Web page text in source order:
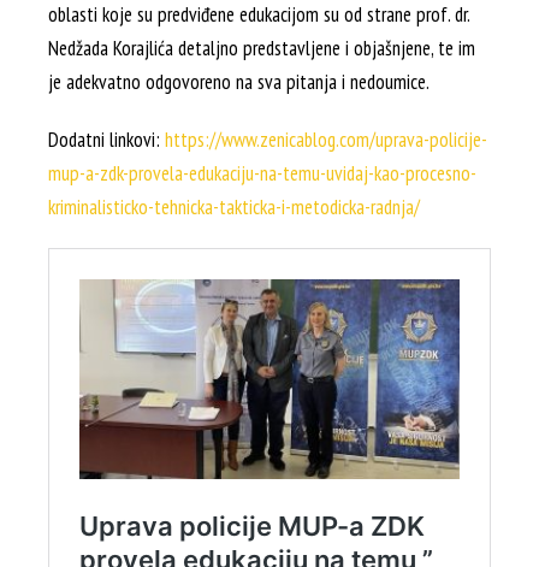
oblasti koje su predviđene edukacijom su od strane prof. dr.
Nedžada Korajlića detaljno predstavljene i objašnjene, te im
je adekvatno odgovoreno na sva pitanja i nedoumice.
Dodatni linkovi: https://www.zenicablog.com/uprava-policije-
mup-a-zdk-provela-edukaciju-na-temu-uvidaj-kao-procesno-
kriminalisticko-tehnicka-takticka-i-metodicka-radnja/